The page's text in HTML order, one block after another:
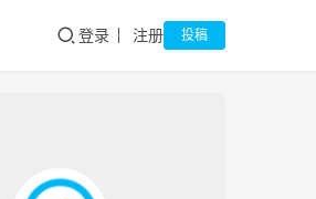
登录 注册 投稿